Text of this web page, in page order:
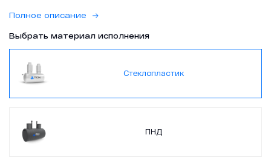
zakaz@geongroup.ru
вентиляционными стояками, крышками и лестницами.
Полное описание
Выбрать материал исполнения
Стеклопластик
ПНД